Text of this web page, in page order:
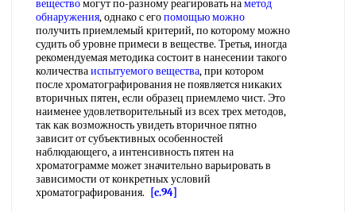
веществомогут по-разному реагировать наметод
обнаружения, однако с егопомощью можно
получить приемлемый критерий, по которому можно
судить об уровне примеси в веществе. Третья, иногда
рекомендуемая методика состоит в нанесении такого
количестваиспытуемого вещества, при котором
после хроматографирования не появляется никаких
вторичных пятен, если образец приемлемо чист. Это
наименее удовлетворительный из всех трех методов,
так как возможность увидеть вторичное пятно
зависит от субъективных особенностей
наблюдающего, а интенсивность пятен на
хроматограмме может значительно варьировать в
зависимости от конкретных условий
хроматографирования.
[c.94]